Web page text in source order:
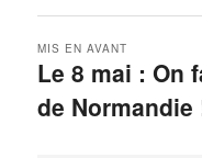
Le 8 mai : On
de Normandie
MIS EN AVANT